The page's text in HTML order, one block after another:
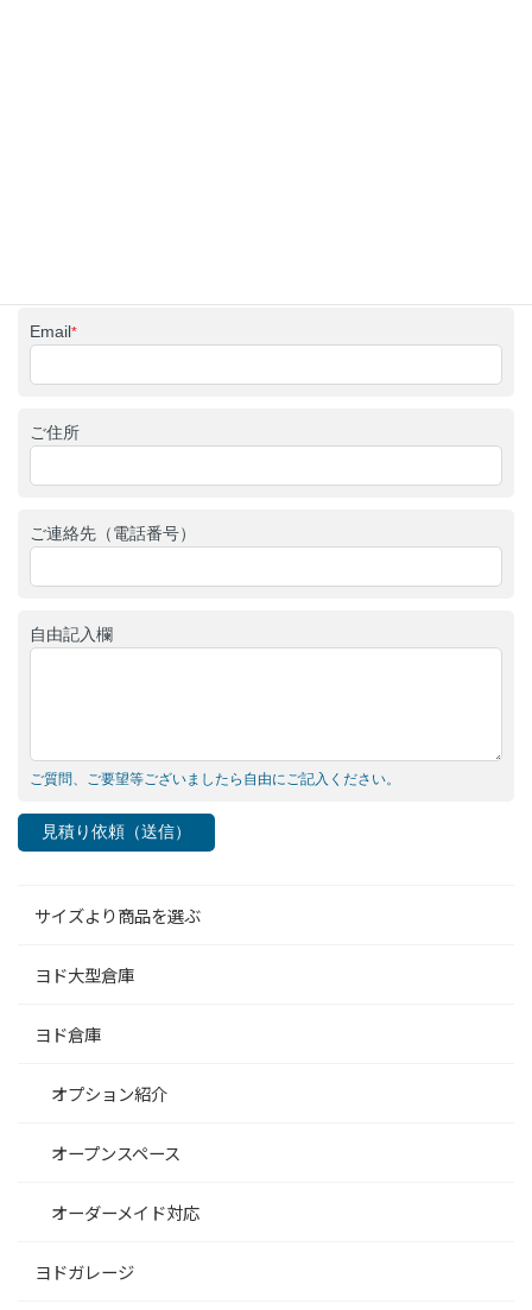
Email*
ご住所
ご連絡先（電話番号）
自由記入欄
ご質問、ご要望等ございましたら自由にご記入ください。
見積り依頼（送信）
サイズより商品を選ぶ
ヨド大型倉庫
ヨド倉庫
オプション紹介
オープンスペース
オーダーメイド対応
ヨドガレージ